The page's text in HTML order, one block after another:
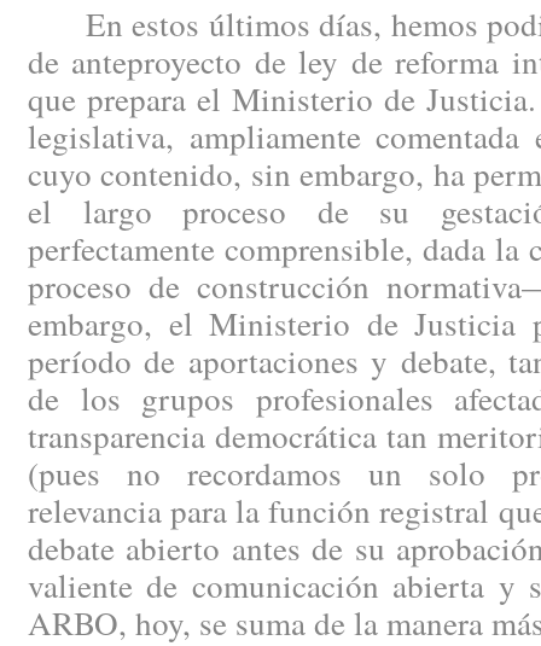
En estos últimos días, hemos
de anteproyecto de ley de reforma
que prepara el Ministerio de
legislativa, ampliamente
cuyo contenido, sin embargo, ha
el largo proceso de su
perfectamente comprensible, dada
proceso de construcción
embargo, el Ministerio de Justicia
período de aportaciones y debate,
de los grupos profesionales
transparencia democrática tan
(pues no recordamos un solo
relevancia para la función registral
debate abierto antes de su
valiente de comunicación abierta y
ARBO, hoy, se suma de la manera